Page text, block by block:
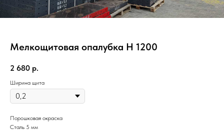
Мелкощитовая опалубка Н 1200
2 680 р.
Ширина щита
Порошковая окраска
Сталь 5 мм